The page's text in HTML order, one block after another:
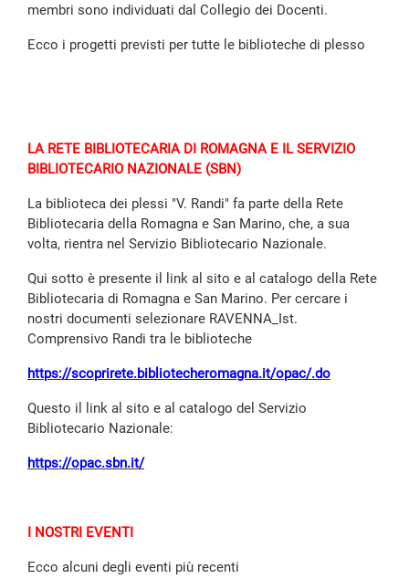
membri sono individuati dal Collegio dei Docenti.
Ecco i progetti previsti per tutte le biblioteche di plesso
LA RETE BIBLIOTECARIA DI ROMAGNA E IL SERVIZIO
BIBLIOTECARIO NAZIONALE (SBN)
La biblioteca dei plessi "V. Randi" fa parte della Rete
Bibliotecaria della Romagna e San Marino, che, a sua
volta, rientra nel Servizio Bibliotecario Nazionale.
Qui sotto è presente il link al sito e al catalogo della Rete
Bibliotecaria di Romagna e San Marino. Per cercare i
nostri documenti selezionare RAVENNA_Ist.
Comprensivo Randi tra le biblioteche
https://scoprirete.bibliotecheromagna.it/opac/.do
Questo il link al sito e al catalogo del Servizio
Bibliotecario Nazionale:
https://opac.sbn.it/
I NOSTRI EVENTI
Ecco alcuni degli eventi più recenti